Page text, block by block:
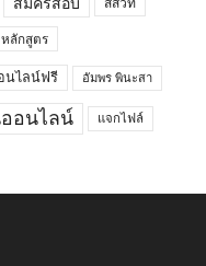
สสวท
หลักสูตร
นไลน์ฟรี อัมพร พินะสา
ออนไลน์ แจกไฟล์